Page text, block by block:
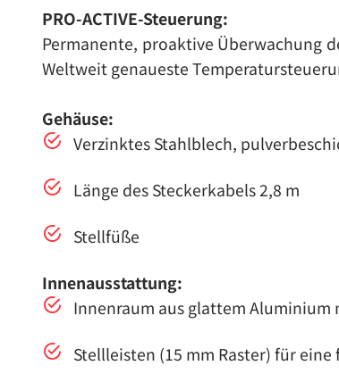
PRO-ACTIVE-Steuerung:
Permanente, proaktive Überwachung
Weltweit genaueste
Gehäuse:
Verzinktes Stahlblech,
Länge des Steckerkabels 2,8 m
Stellfüße
Innenausstattung:
Innenraum aus glattem
Stellleisten (15 mm Raster) für